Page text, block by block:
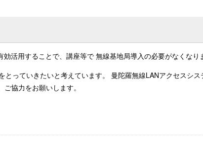
活用することで、講座等で 無線基地局導入の必要がなくなり
っていきたいと考えています。 曼陀羅無線LANアクセスシス
協力をお願いします。